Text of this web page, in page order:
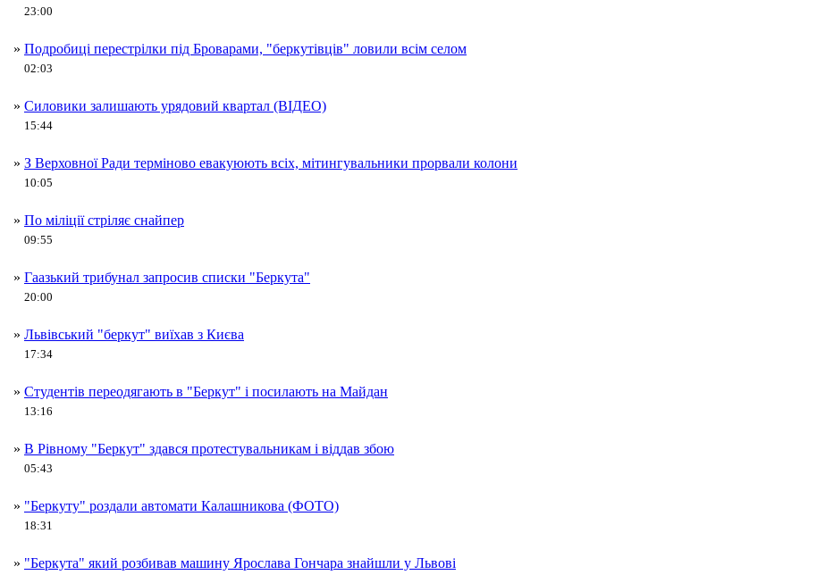
23:00
» Подробиці перестрілки під Броварами, "беркутівців" ловили всім селом
02:03
» Силовики залишають урядовий квартал (ВІДЕО)
15:44
» З Верховної Ради терміново евакуюють всіх, мітингувальники прорвали колони
10:05
» По міліції стріляє снайпер
09:55
» Гаазький трибунал запросив списки "Беркута"
20:00
» Львівський "беркут" виїхав з Києва
17:34
» Студентів переодягають в "Беркут" і посилають на Майдан
13:16
» В Рівному "Беркут" здався протестувальникам і віддав збою
05:43
» "Беркуту" роздали автомати Калашникова (ФОТО)
18:31
» "Беркута" який розбивав машину Ярослава Гончара знайшли у Львові